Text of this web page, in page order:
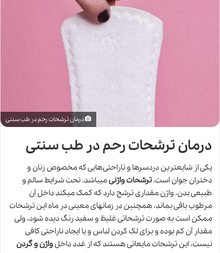
درمان ترشحات رحم در طب سنتی
درمان ترشحات رحم در طب سنتی
یکی از شایعترین دردسرها و ناراحتی‌هایی که مخصوص زنان و
دختران جوان است،ترشحات واژنیمیباشد. تحت شرایط سالم و
طبیعی بدن، واژن مقداری ترشح دارد که کمک میکند داخل آن
مرطوب باقی بماند، همچنین در زمانهای معینی در ماه این ترشحات
ممکن است به صورت ترشحاتی غلیظ و سفید رنگ دیده شود، ولی
مقدار آن کم بوده و برای لک کردن لباس و یا ایجاد ناراحتی کافی
نیست، این ترشحات مایعاتی هستند که از غدد داخلواژن و گردن